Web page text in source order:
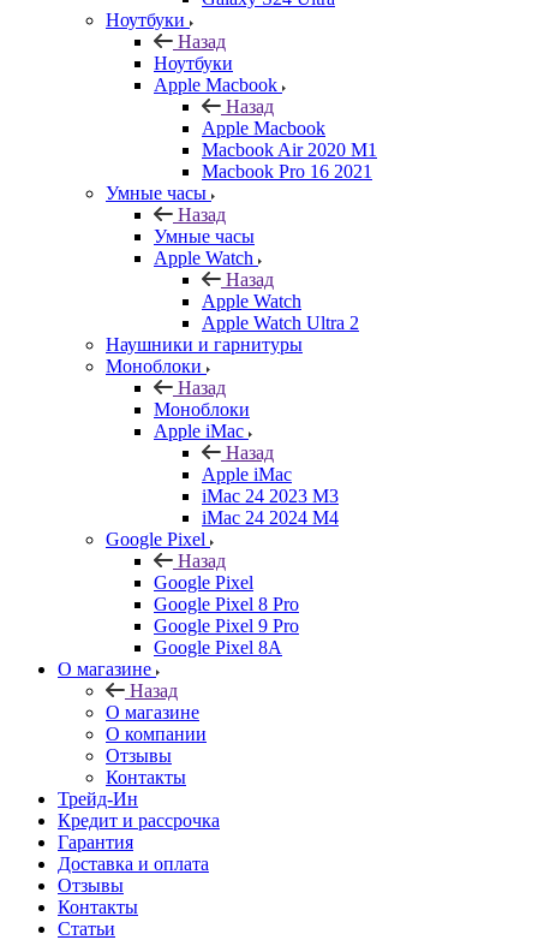
Ноутбуки
Назад
Ноутбуки
Apple Macbook
Назад
Apple Macbook
Macbook Air 2020 M1
Macbook Pro 16 2021
Умные часы
Назад
Умные часы
Apple Watch
Назад
Apple Watch
Apple Watch Ultra 2
Наушники и гарнитуры
Моноблоки
Назад
Моноблоки
Apple iMac
Назад
Apple iMac
iMac 24 2023 M3
iMac 24 2024 M4
Google Pixel
Назад
Google Pixel
Google Pixel 8 Pro
Google Pixel 9 Pro
Google Pixel 8A
О магазине
Назад
О магазине
О компании
Отзывы
Контакты
Трейд-Ин
Кредит и рассрочка
Гарантия
Доставка и оплата
Отзывы
Контакты
Статьи